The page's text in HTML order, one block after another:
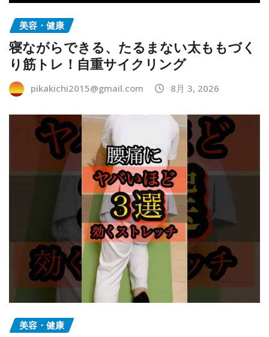
美容・健康
寝ながらできる、たるまない太ももづく
り筋トレ！自重サイクリング
pikakichi2015@gmail.com 8月 3, 2026
美容・健康